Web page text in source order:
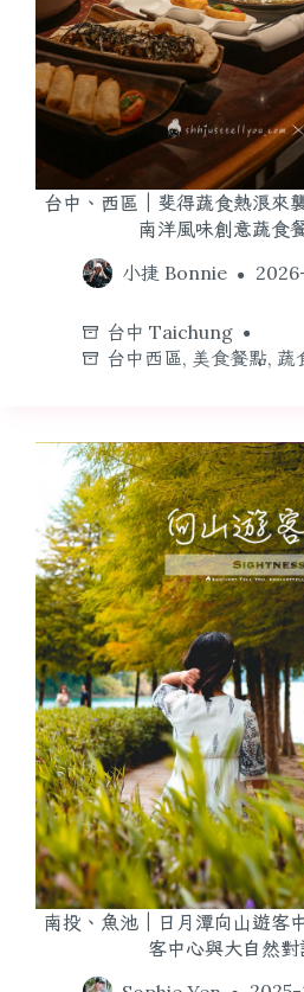
台中、西區｜斐得蔬食熱浪來
南洋風味創意蔬食
小捷 Bonnie
台中 Taichung
台中西區, 美食餐點, 蔬
南投、魚池｜日月潭向山遊客
客中心與大自然對